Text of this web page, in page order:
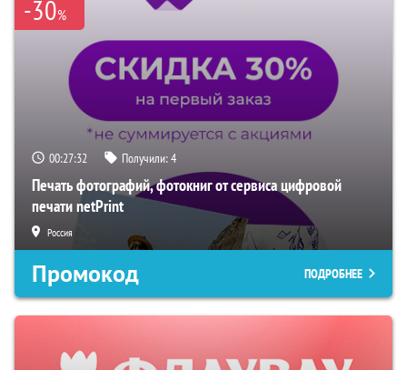
-30%
00:27:32 Получили:4
Печать фотографий, фотокниг от сервиса цифровой
печати netPrint
Россия
Промокод ПОДРОБНЕЕ